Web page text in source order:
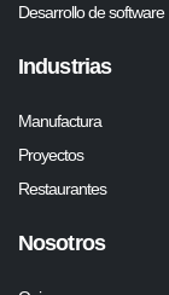
Desarrollo de software
Industrias
Manufactura
Proyectos
Restaurantes
Nosotros